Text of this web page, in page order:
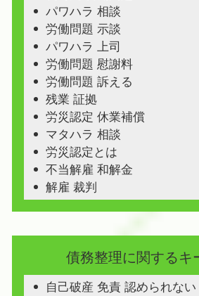
パワハラ 相談
労働問題 示談
パワハラ 上司
労働問題 慰謝料
労働問題 訴える
残業 証拠
労災認定 休業補償
マタハラ 相談
労災認定とは
不当解雇 和解金
解雇 裁判
債務整理に関するキ
自己破産 免責 認められない